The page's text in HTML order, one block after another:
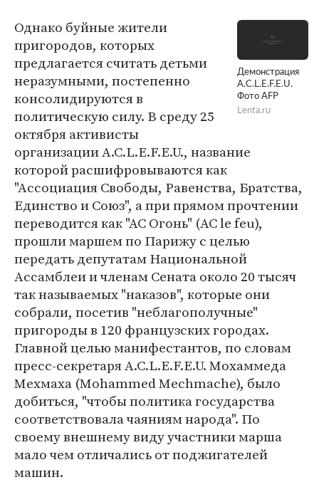
Демонстрация
A.C.L.E.F.E.U.
Фото AFP
Lenta.ru
Однако буйные жители
пригородов, которых
предлагается считать детьми
неразумными, постепенно
консолидируются в
политическую силу. В среду 25
октября активисты
организации A.C.L.E.F.E.U., название
которой расшифровываются как
"Ассоциация Свободы, Равенства, Братства,
Единство и Союз", а при прямом прочтении
переводится как "АС Огонь" (AC le feu),
прошли маршем по Парижу с целью
передать депутатам Национальной
Ассамблеи и членам Сената около 20 тысяч
так называемых "наказов", которые они
собрали, посетив "неблагополучные"
пригороды в 120 французских городах.
Главной целью манифестантов, по словам
пресс-секретаря A.C.L.E.F.E.U. Мохаммеда
Мехмаха (Mohammed Mechmache), было
добиться, "чтобы политика государства
соответствовала чаяниям народа". По
своему внешнему виду участники марша
мало чем отличались от поджигателей
машин.